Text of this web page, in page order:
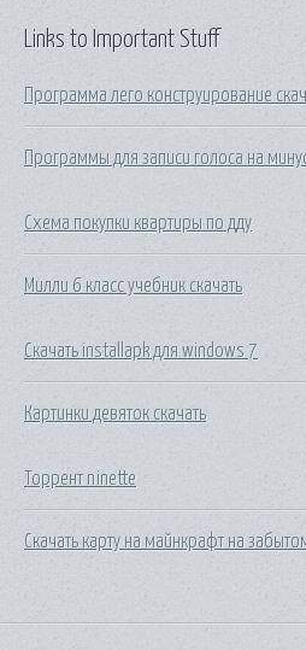
Links to Important Stuff
Программа лего конструирование
Программы для записи голоса на
Схема покупки квартиры по дду
Милли 6 класс учебник скачать
Скачать installapk для windows 7
Картинки девяток скачать
Торрент ninette
Скачать карту на майнкрафт на